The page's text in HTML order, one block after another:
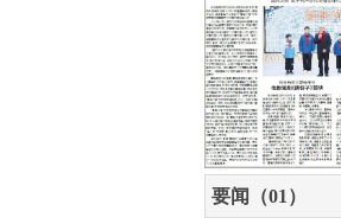
要闻（01）